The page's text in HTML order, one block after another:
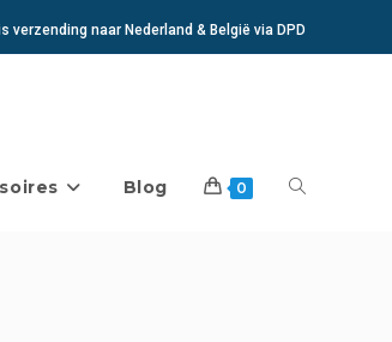
verzending naar Nederland & België via DPD
Blog 0 Toggle